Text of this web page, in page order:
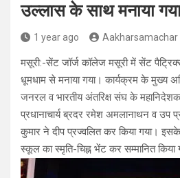
उल्लास के साथ मनाया
1 year ago Aakharsamachar
मसूरी:-सेंट जॉर्ज कॉलेज मसूरी में सेंट
धूमधाम से मनाया गया। कार्यक्रम के मुख्य
जनरल व भारतीय अंतरिक्ष संघ के
प्रधानाचार्य ब्रदर रमेश अमलानाथन व उप
कुमार ने दीप प्रज्वलित कर किया गया।
स्कूल का स्मृति-चिह्न भेंट कर सम्मानित किया